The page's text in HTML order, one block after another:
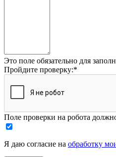
Это поле обязательно для
Пройдите проверку:*
Поле проверки на робота
Я даю согласие на обработку